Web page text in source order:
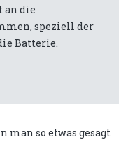
an die
speziell der
Batterie.
man so etwas gesagt